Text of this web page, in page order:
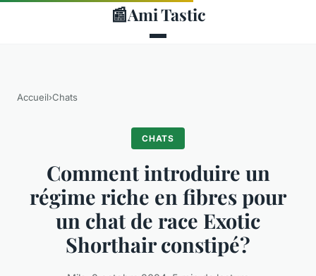
📰Ami Tastic
Accueil›Chats
CHATS
Comment introduire un
régime riche en fibres pour
un chat de race Exotic
Shorthair constipé?